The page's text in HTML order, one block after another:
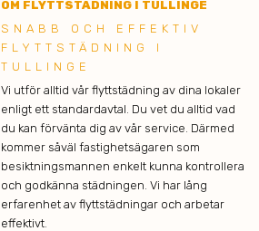
OM FLYTTSTÄDNING I TULLINGE
SNABB OCH EFFEKTIV
FLYTTSTÄDNING I
TULLINGE
Vi utför alltid vår flyttstädning av dina lokaler
enligt ett standardavtal. Du vet du alltid vad
du kan förvänta dig av vår service. Därmed
kommer såväl fastighetsägaren som
besiktningsmannen enkelt kunna kontrollera
och godkänna städningen. Vi har lång
erfarenhet av flyttstädningar och arbetar
effektivt.